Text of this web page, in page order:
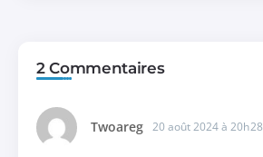
2 Commentaires
Twoareg 20 août 2024 à 20h28